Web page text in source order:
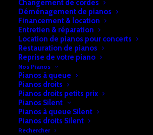
Changement de cordes
Déménagement de pianos
Financement & location
Entretien & réparation
Location de pianos pour concerts
Restauration de pianos
Reprise de votre piano
Nos Pianos
Pianos à queue
Pianos droits
Pianos droits petits prix
Pianos Silent
Pianos à queue Silent
Pianos droits Silent
Rechercher